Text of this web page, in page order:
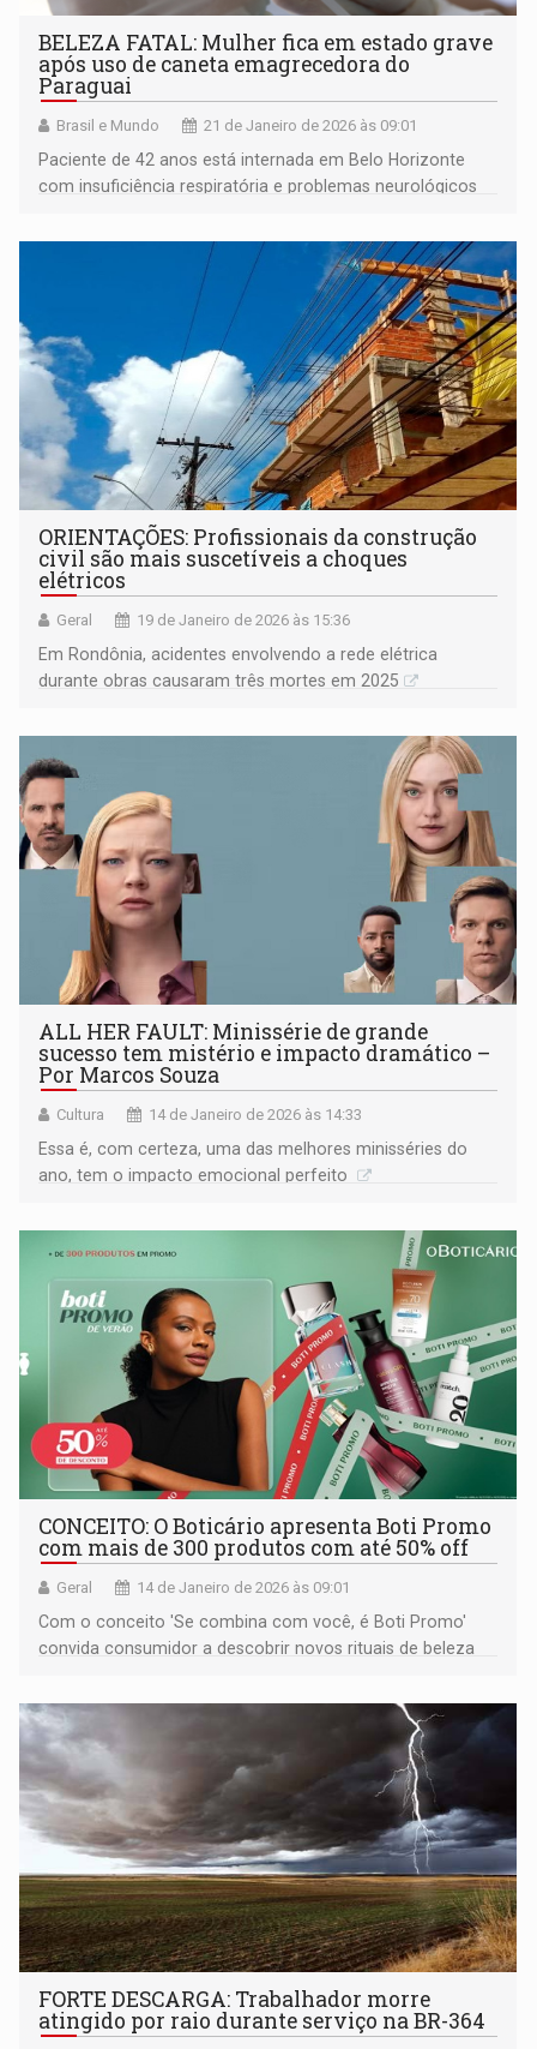
BELEZA FATAL: Mulher fica em estado grave
após uso de caneta emagrecedora do
Paraguai
Brasil e Mundo 21 de Janeiro de 2026 às 09:01
Paciente de 42 anos está internada em Belo Horizonte
com insuficiência respiratória e problemas neurológicos
prescrição médica
ORIENTAÇÕES: Profissionais da construção
civil são mais suscetíveis a choques
elétricos
Geral 19 de Janeiro de 2026 às 15:36
Em Rondônia, acidentes envolvendo a rede elétrica
durante obras causaram três mortes em 2025
ALL HER FAULT: Minissérie de grande
sucesso tem mistério e impacto dramático –
Por Marcos Souza
Cultura 14 de Janeiro de 2026 às 14:33
Essa é, com certeza, uma das melhores minisséries do
ano, tem o impacto emocional perfeito
CONCEITO: O Boticário apresenta Boti Promo
com mais de 300 produtos com até 50% off
Geral 14 de Janeiro de 2026 às 09:01
Com o conceito 'Se combina com você, é Boti Promo'
convida consumidor a descobrir novos rituais de beleza
FORTE DESCARGA: Trabalhador morre
atingido por raio durante serviço na BR-364